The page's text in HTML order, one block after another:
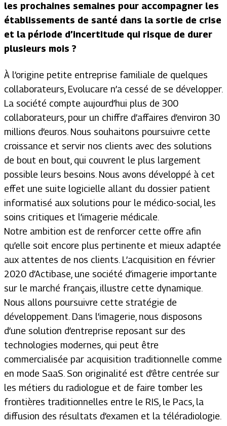
les prochaines semaines pour accompagner les
établissements de santé dans la sortie de crise
et la période d’incertitude qui risque de durer
plusieurs mois ?
À l’origine petite entreprise familiale de quelques
collaborateurs, Evolucare n’a cessé de se développer.
La société compte aujourd’hui plus de 300
collaborateurs, pour un chiffre d’affaires d’environ 30
millions d’euros. Nous souhaitons poursuivre cette
croissance et servir nos clients avec des solutions
de bout en bout, qui couvrent le plus largement
possible leurs besoins. Nous avons développé à cet
effet une suite logicielle allant du dossier patient
informatisé aux solutions pour le médico-social, les
soins critiques et l’imagerie médicale.
Notre ambition est de renforcer cette offre afin
qu’elle soit encore plus pertinente et mieux adaptée
aux attentes de nos clients. L’acquisition en février
2020 d’Actibase, une société d’imagerie importante
sur le marché français, illustre cette dynamique.
Nous allons poursuivre cette stratégie de
développement. Dans l’imagerie, nous disposons
d’une solution d’entreprise reposant sur des
technologies modernes, qui peut être
commercialisée par acquisition traditionnelle comme
en mode SaaS. Son originalité est d’être centrée sur
les métiers du radiologue et de faire tomber les
frontières traditionnelles entre le RIS, le Pacs, la
diffusion des résultats d’examen et la téléradiologie.